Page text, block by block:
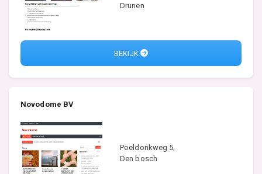
Drunen
BEKIJK
Novodome BV
Poeldonkweg 5,
Den bosch